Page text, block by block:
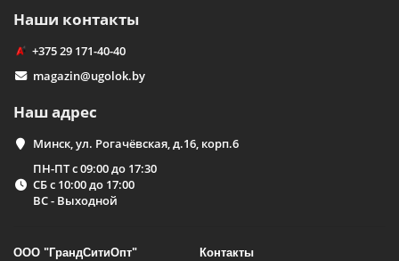
Наши контакты
+375 29 171-40-40
magazin@ugolok.by
Наш адрес
Минск, ул. Рогачёвская, д.16, корп.6
ПН-ПТ с 09:00 до 17:30
СБ с 10:00 до 17:00
ВС - Выходной
ООО "ГрандСитиОпт"
Контакты